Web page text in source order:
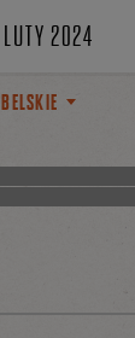
2024